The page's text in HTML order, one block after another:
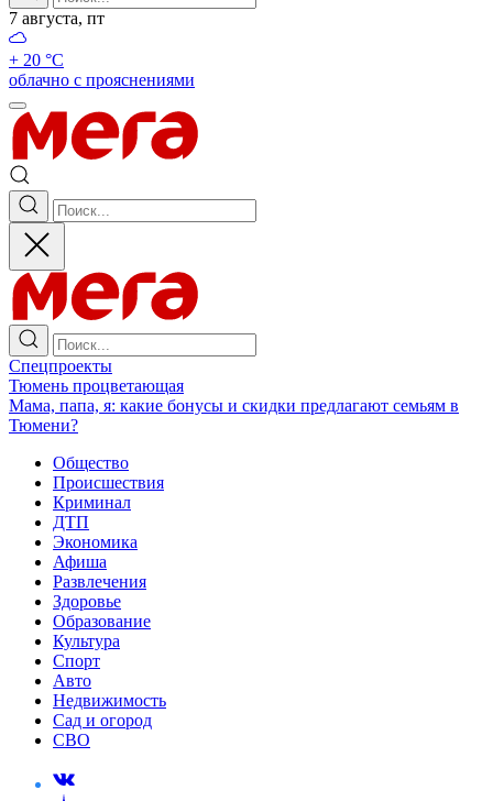
7 августа, пт
+ 20 °С
облачно с прояснениями
Спецпроекты
Тюмень процветающая
Мама, папа, я: какие бонусы и скидки предлагают семьям в
Тюмени?
Общество
Происшествия
Криминал
ДТП
Экономика
Афиша
Развлечения
Здоровье
Образование
Культура
Спорт
Авто
Недвижимость
Сад и огород
СВО